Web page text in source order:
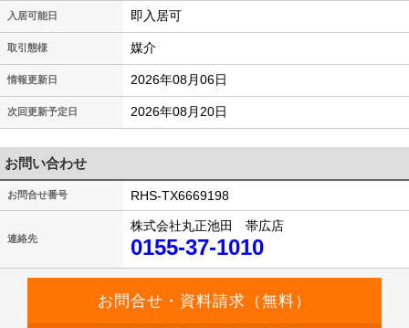
入居可能日 即入居可
取引態様 媒介
情報更新日 2026年08月06日
次回更新予定日 2026年08月20日
お問い合わせ
お問合せ番号 RHS-TX6669198
連絡先
株式会社丸正池田 帯広店
0155-37-1010